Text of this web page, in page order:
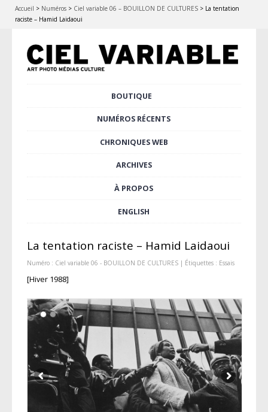
Accueil > Numéros > Ciel variable 06 – BOUILLON DE CULTURES > La tentation
raciste – Hamid Laidaoui
BOUTIQUE
NUMÉROS RÉCENTS
CHRONIQUES WEB
ARCHIVES
À PROPOS
ENGLISH
La tentation raciste – Hamid Laidaoui
Numéro : Ciel variable 06 - BOUILLON DE CULTURES| Étiquettes : Essais
[Hiver 1988]